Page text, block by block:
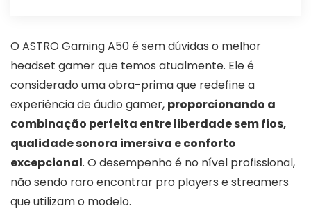
O ASTRO Gaming A50 é sem dúvidas o melhor
headset gamer que temos atualmente. Ele é
considerado uma obra-prima que redefine a
experiência de áudio gamer, proporcionando a
combinação perfeita entre liberdade sem fios,
qualidade sonora imersiva e conforto
excepcional. O desempenho é no nível profissional,
não sendo raro encontrar pro players e streamers
que utilizam o modelo.